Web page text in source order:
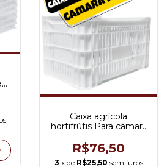
Caixa agrícola
hortifrútis Para câmara
temperatura até -30ºC
R$76,50
3 x de R$25,50 sem juros